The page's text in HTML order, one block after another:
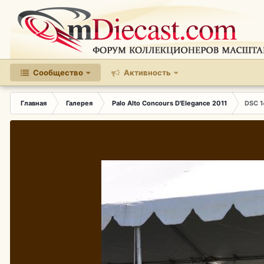
Сообщество Активность
Главная Галерея Palo Alto Concours D'Elegance 2011 DSC